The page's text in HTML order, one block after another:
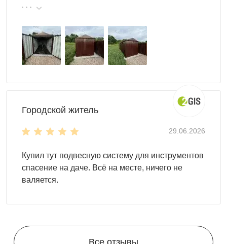
реальные цены.
Городской житель
29.06.2026
Купил тут подвесную систему для инструментов
спасение на даче. Всё на месте, ничего не
валяется.